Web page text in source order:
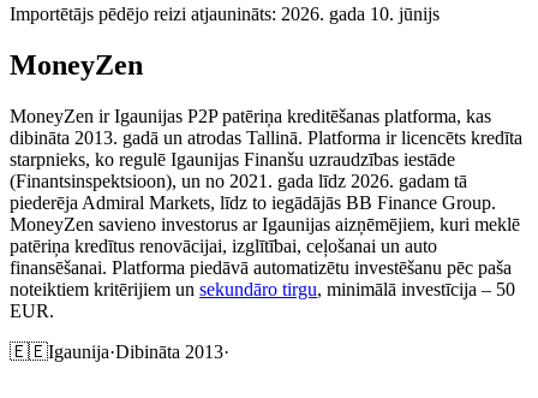
Importētājs pēdējo reizi atjaunināts: 2026. gada 10. jūnijs
MoneyZen
MoneyZen ir Igaunijas P2P patēriņa kreditēšanas platforma, kas
dibināta 2013. gadā un atrodas Tallinā. Platforma ir licencēts kredīta
starpnieks, ko regulē Igaunijas Finanšu uzraudzības iestāde
(Finantsinspektsioon), un no 2021. gada līdz 2026. gadam tā
piederēja Admiral Markets, līdz to iegādājās BB Finance Group.
MoneyZen savieno investorus ar Igaunijas aizņēmējiem, kuri meklē
patēriņa kredītus renovācijai, izglītībai, ceļošanai un auto
finansēšanai. Platforma piedāvā automatizētu investēšanu pēc paša
noteiktiem kritērijiem un sekundāro tirgu, minimālā investīcija – 50
EUR.
🇪🇪Igaunija·Dibināta 2013·